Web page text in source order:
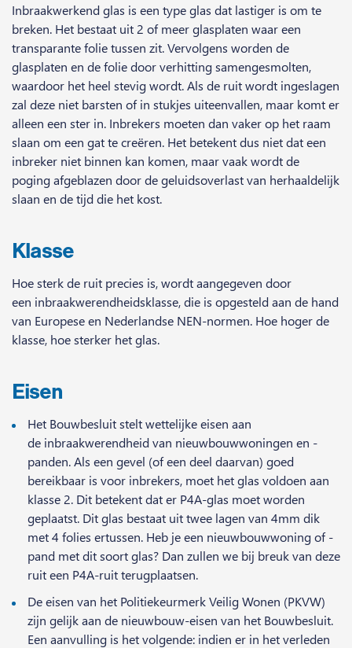
Inbraakwerkend glas is een type glas dat lastiger is om te
breken. Het bestaat uit 2 of meer glasplaten waar een
transparante folie tussen zit. Vervolgens worden de
glasplaten en de folie door verhitting samengesmolten,
waardoor het heel stevig wordt. Als de ruit wordt ingeslagen
zal deze niet barsten of in stukjes uiteenvallen, maar komt er
alleen een ster in. Inbrekers moeten dan vaker op het raam
slaan om een gat te creëren. Het betekent dus niet dat een
inbreker niet binnen kan komen, maar vaak wordt de
poging afgeblazen door de geluidsoverlast van herhaaldelijk
slaan en de tijd die het kost.
Klasse
Hoe sterk de ruit precies is, wordt aangegeven door
een inbraakwerendheidsklasse, die is opgesteld aan de hand
van Europese en Nederlandse NEN-normen. Hoe hoger de
klasse, hoe sterker het glas.
Eisen
Het Bouwbesluit stelt wettelijke eisen aan
de inbraakwerendheid van nieuwbouwwoningen en -
panden. Als een gevel (of een deel daarvan) goed
bereikbaar is voor inbrekers, moet het glas voldoen aan
klasse 2. Dit betekent dat er P4A-glas moet worden
geplaatst. Dit glas bestaat uit twee lagen van 4mm dik
met 4 folies ertussen. Heb je een nieuwbouwwoning of -
pand met dit soort glas? Dan zullen we bij breuk van deze
ruit een P4A-ruit terugplaatsen.
De eisen van het Politiekeurmerk Veilig Wonen (PKVW)
zijn gelijk aan de nieuwbouw-eisen van het Bouwbesluit.
Een aanvulling is het volgende: indien er in het verleden